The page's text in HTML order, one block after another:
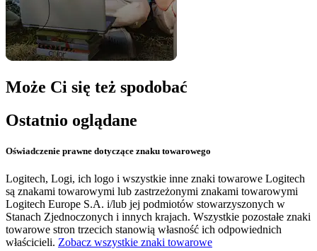
Może Ci się też spodobać
Ostatnio oglądane
Oświadczenie prawne dotyczące znaku towarowego
Logitech, Logi, ich logo i wszystkie inne znaki towarowe Logitech
są znakami towarowymi lub zastrzeżonymi znakami towarowymi
Logitech Europe S.A. i/lub jej podmiotów stowarzyszonych w
Stanach Zjednoczonych i innych krajach. Wszystkie pozostałe znaki
towarowe stron trzecich stanowią własność ich odpowiednich
właścicieli. Zobacz wszystkie znaki towarowe